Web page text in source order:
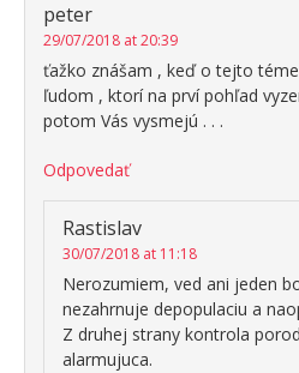
peter
29/07/2018 at 20:39
ťažko znášam , keď o tejto
ľudom , ktorí na prví pohľad
potom Vás vysmejú . . .
Odpovedať
Rastislav
30/07/2018 at 11:18
Nerozumiem, ved ani jeden
nezahrnuje depopulaciu a
Z druhej strany kontrola
alarmujuca.